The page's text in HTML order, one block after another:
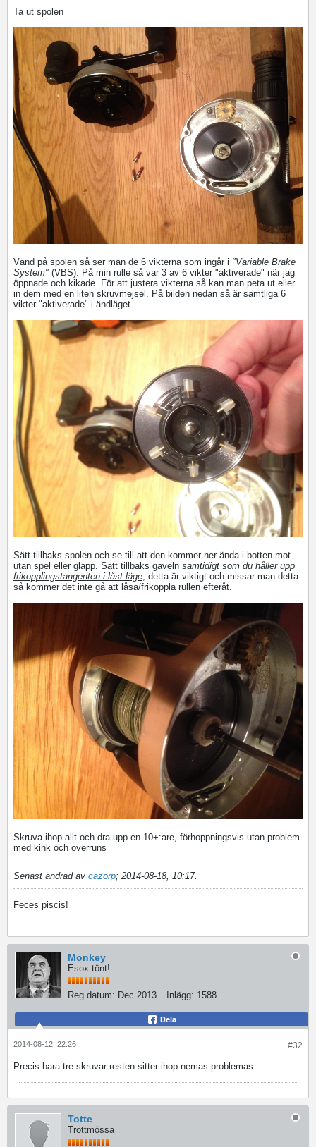
Ta ut spolen
Vänd på spolen så ser man de 6 vikterna som ingår i "Variable Brake
System" (VBS). På min rulle så var 3 av 6 vikter "aktiverade" när jag
öppnade och kikade. För att justera vikterna så kan man peta ut eller
in dem med en liten skruvmejsel. På bilden nedan så är samtliga 6
vikter "aktiverade" i ändläget.
Sätt tillbaks spolen och se till att den kommer ner ända i botten mot
utan spel eller glapp. Sätt tillbaks gaveln samtidigt som du håller upp
frikopplingstangenten i låst läge , detta är viktigt och missar man detta
så kommer det inte gå att låsa/frikoppla rullen efteråt.
Skruva ihop allt och dra upp en 10+:are, förhoppningsvis utan problem
med kink och overruns
Senast ändrad av cazorp; 2014-08-18, 10:17.
Feces piscis!
Monkey
Esox tönt!
Reg.datum: Dec 2013 Inlägg: 1588
Dela
#32
2014-08-12, 22:26
Precis bara tre skruvar resten sitter ihop nemas problemas.
Totte
Tröttmössa